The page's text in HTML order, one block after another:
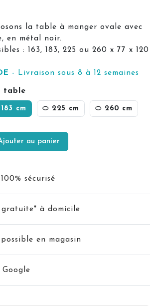
la table à manger ovale avec
en métal noir.
: 163, 183, 225 ou 260 x 77 x 120
- Livraison sous 8 à 12 semaines
table
cm ⬭ 225 cm ⬭ 260 cm
au panier
sécurisé
gratuite* à domicile
en magasin
Google